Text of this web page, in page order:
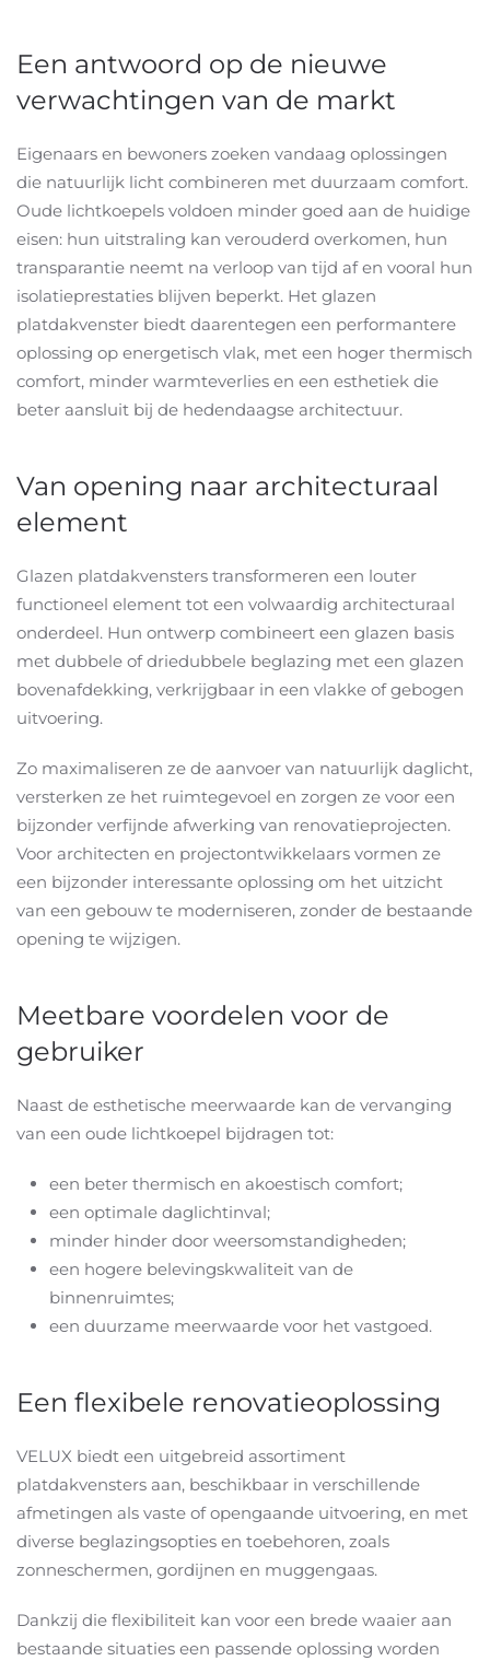
Een antwoord op de nieuwe
verwachtingen van de markt
Eigenaars en bewoners zoeken vandaag oplossingen
die natuurlijk licht combineren met duurzaam comfort.
Oude lichtkoepels voldoen minder goed aan de huidige
eisen: hun uitstraling kan verouderd overkomen, hun
transparantie neemt na verloop van tijd af en vooral hun
isolatieprestaties blijven beperkt. Het glazen
platdakvenster biedt daarentegen een performantere
oplossing op energetisch vlak, met een hoger thermisch
comfort, minder warmteverlies en een esthetiek die
beter aansluit bij de hedendaagse architectuur.
Van opening naar architecturaal
element
Glazen platdakvensters transformeren een louter
functioneel element tot een volwaardig architecturaal
onderdeel. Hun ontwerp combineert een glazen basis
met dubbele of driedubbele beglazing met een glazen
bovenafdekking, verkrijgbaar in een vlakke of gebogen
uitvoering.
Zo maximaliseren ze de aanvoer van natuurlijk daglicht,
versterken ze het ruimtegevoel en zorgen ze voor een
bijzonder verfijnde afwerking van renovatieprojecten.
Voor architecten en projectontwikkelaars vormen ze
een bijzonder interessante oplossing om het uitzicht
van een gebouw te moderniseren, zonder de bestaande
opening te wijzigen.
Meetbare voordelen voor de
gebruiker
Naast de esthetische meerwaarde kan de vervanging
van een oude lichtkoepel bijdragen tot:
een beter thermisch en akoestisch comfort;
een optimale daglichtinval;
minder hinder door weersomstandigheden;
een hogere belevingskwaliteit van de
binnenruimtes;
een duurzame meerwaarde voor het vastgoed.
Een flexibele renovatieoplossing
VELUX biedt een uitgebreid assortiment
platdakvensters aan, beschikbaar in verschillende
afmetingen als vaste of opengaande uitvoering, en met
diverse beglazingsopties en toebehoren, zoals
zonneschermen, gordijnen en muggengaas.
Dankzij die flexibiliteit kan voor een brede waaier aan
bestaande situaties een passende oplossing worden